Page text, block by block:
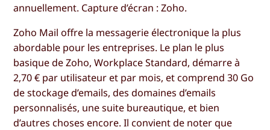
annuellement. Capture d’écran : Zoho.
Zoho Mail offre la messagerie électronique la plus
abordable pour les entreprises. Le plan le plus
basique de Zoho, Workplace Standard, démarre à
2,70 € par utilisateur et par mois, et comprend 30 Go
de stockage d’emails, des domaines d’emails
personnalisés, une suite bureautique, et bien
d’autres choses encore. Il convient de noter que